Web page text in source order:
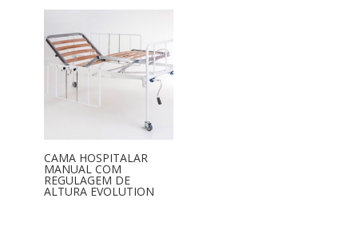
CAMA HOSPITALAR
MANUAL COM
REGULAGEM DE
ALTURA EVOLUTION